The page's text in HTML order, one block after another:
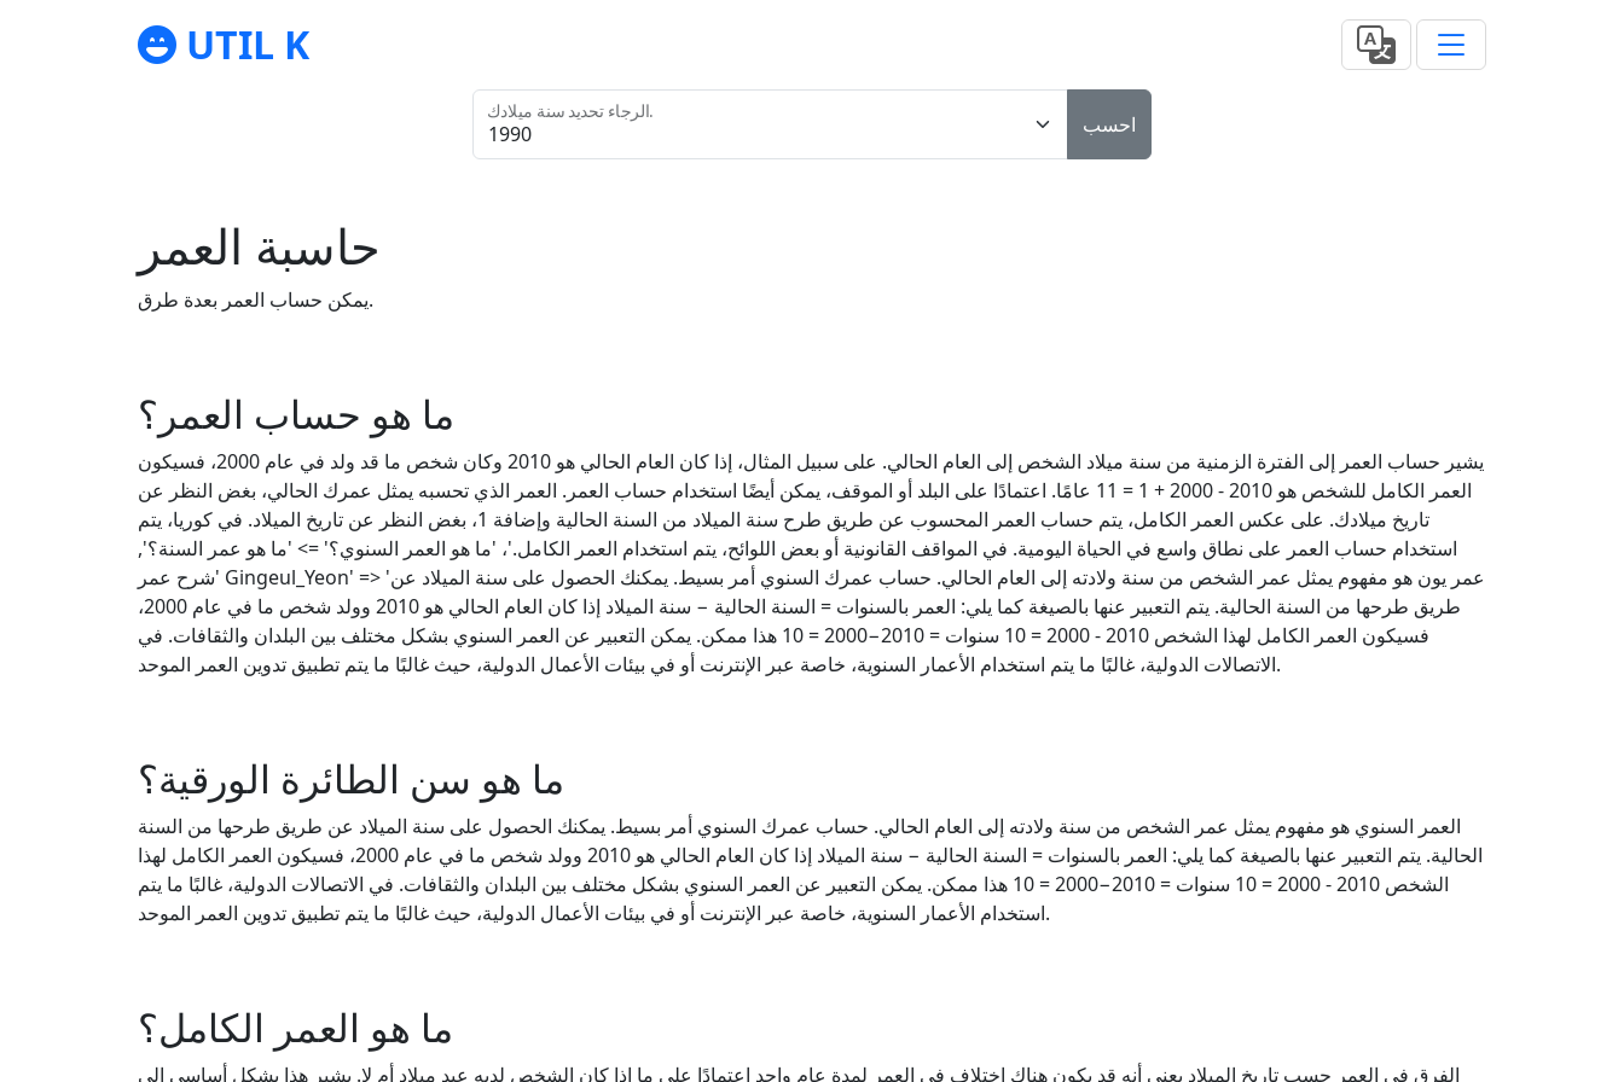
UTIL K
الرجاء تحديد سنة ميلادك.
احسب
حاسبة العمر
يمكن حساب العمر بعدة طرق.
ما هو حساب العمر؟
يشير حساب العمر إلى الفترة الزمنية من سنة ميلاد الشخص إلى العام الحالي. على سبيل المثال، إذا كان العام الحالي هو 2010 وكان شخص ما قد ولد في عام 2000، فسيكون
العمر الكامل للشخص هو 2010 - 2000 + 1 = 11 عامًا. اعتمادًا على البلد أو الموقف، يمكن أيضًا استخدام حساب العمر. العمر الذي تحسبه يمثل عمرك الحالي، بغض النظر عن
تاريخ ميلادك. على عكس العمر الكامل، يتم حساب العمر المحسوب عن طريق طرح سنة الميلاد من السنة الحالية وإضافة 1، بغض النظر عن تاريخ الميلاد. في كوريا، يتم
استخدام حساب العمر على نطاق واسع في الحياة اليومية. في المواقف القانونية أو بعض اللوائح، يتم استخدام العمر الكامل.'، 'ما هو العمر السنوي؟' => 'ما هو عمر السنة؟',
'شرح عمر Gingeul_Yeon' => 'عمر يون هو مفهوم يمثل عمر الشخص من سنة ولادته إلى العام الحالي. حساب عمرك السنوي أمر بسيط. يمكنك الحصول على سنة الميلاد عن
طريق طرحها من السنة الحالية. يتم التعبير عنها بالصيغة كما يلي: العمر بالسنوات = السنة الحالية − سنة الميلاد إذا كان العام الحالي هو 2010 وولد شخص ما في عام 2000،
فسيكون العمر الكامل لهذا الشخص 2010 - 2000 = 10 سنوات = 2010−2000 = 10 هذا ممكن. يمكن التعبير عن العمر السنوي بشكل مختلف بين البلدان والثقافات. في
الاتصالات الدولية، غالبًا ما يتم استخدام الأعمار السنوية، خاصة عبر الإنترنت أو في بيئات الأعمال الدولية، حيث غالبًا ما يتم تطبيق تدوين العمر الموحد.
ما هو سن الطائرة الورقية؟
العمر السنوي هو مفهوم يمثل عمر الشخص من سنة ولادته إلى العام الحالي. حساب عمرك السنوي أمر بسيط. يمكنك الحصول على سنة الميلاد عن طريق طرحها من السنة
الحالية. يتم التعبير عنها بالصيغة كما يلي: العمر بالسنوات = السنة الحالية − سنة الميلاد إذا كان العام الحالي هو 2010 وولد شخص ما في عام 2000، فسيكون العمر الكامل لهذا
الشخص 2010 - 2000 = 10 سنوات = 2010−2000 = 10 هذا ممكن. يمكن التعبير عن العمر السنوي بشكل مختلف بين البلدان والثقافات. في الاتصالات الدولية، غالبًا ما يتم
استخدام الأعمار السنوية، خاصة عبر الإنترنت أو في بيئات الأعمال الدولية، حيث غالبًا ما يتم تطبيق تدوين العمر الموحد.
ما هو العمر الكامل؟
الفرق في العمر حسب تاريخ الميلاد يعني أنه قد يكون هناك اختلاف في العمر لمدة عام واحد اعتمادًا على ما إذا كان الشخص لديه عيد ميلاد أم لا. يشير هذا بشكل أساسي إلى